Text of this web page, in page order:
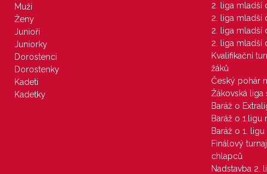
Muži
Ženy
Junioři
Juniorky
Dorostenci
Dorostenky
Kadeti
Kadetky
2. liga mladší
2. liga mladší
2. liga mladší
2. liga mladší
Kvalifikační
žáků
Český pohár
Žákovská liga
Baráž o
Baráž o 1.ligu
Baráž o 1.
Finálový
chlapců
Nadstavba 2.